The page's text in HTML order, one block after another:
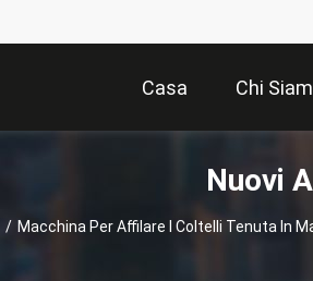
Casa Chi
Nuovi
/ Macchina Per Affilare I Coltelli Tenuta In